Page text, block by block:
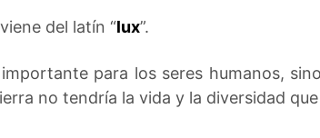
del latín “lux”.
para los seres humanos,
no tendría la vida y la diversidad